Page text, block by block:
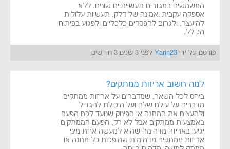
המשמשים במגזרים תעשייתיים שונים. ללא
אספקה עקבית ואמינה של דלק, תעשיות עלולות
להיעצר, ולגרום להפסדים כלכליים ולפגוע בפיתוח
הכולל.
פורסם על ידי Yarin23 לפני 3 שנים 3 חודשים
למה חשוב אריזות ממתקים?
ביחס לכל השאר, שמדברים על אריזות ממתקים
מדברים על עולם שלם ועל היכולת להגדיל
ולהעצים את המתנה או הפינוק שנועד לכם הפעם
באמצעות ממתקים אבל לא רק, הפעם הממתקים
יגיעו באריזה מדהימה שהיא למעשה אחת מיני
אריזות ממתקים מדהימות שהופכות כל מתנה או